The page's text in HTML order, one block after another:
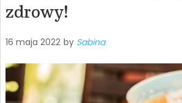
zdrowy!
16 maja 2022 by Sabina